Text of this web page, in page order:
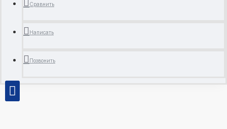
Сравнить
Написать
Позвонить